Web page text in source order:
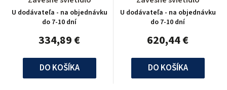
U dodávateľa - na objednávku
do 7-10 dní
334,89 €
DO KOŠÍKA
U dodávateľa - na objednávku
do 7-10 dní
620,44 €
DO KOŠÍKA